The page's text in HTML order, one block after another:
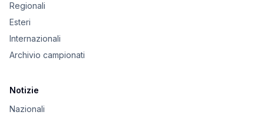
Regionali
Esteri
Internazionali
Archivio campionati
Notizie
Nazionali